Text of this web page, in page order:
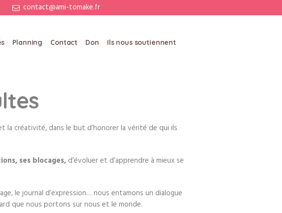
contact@ami-tomake.fr
Planning Contact Don Ils nous soutiennent
la créativité, dans le but d’honorer la vérité de qui ils
ses blocages, d’évoluer et d’apprendre à mieux se
le journal d’expression… nous entamons un dialogue
que nous portons sur nous et le monde.